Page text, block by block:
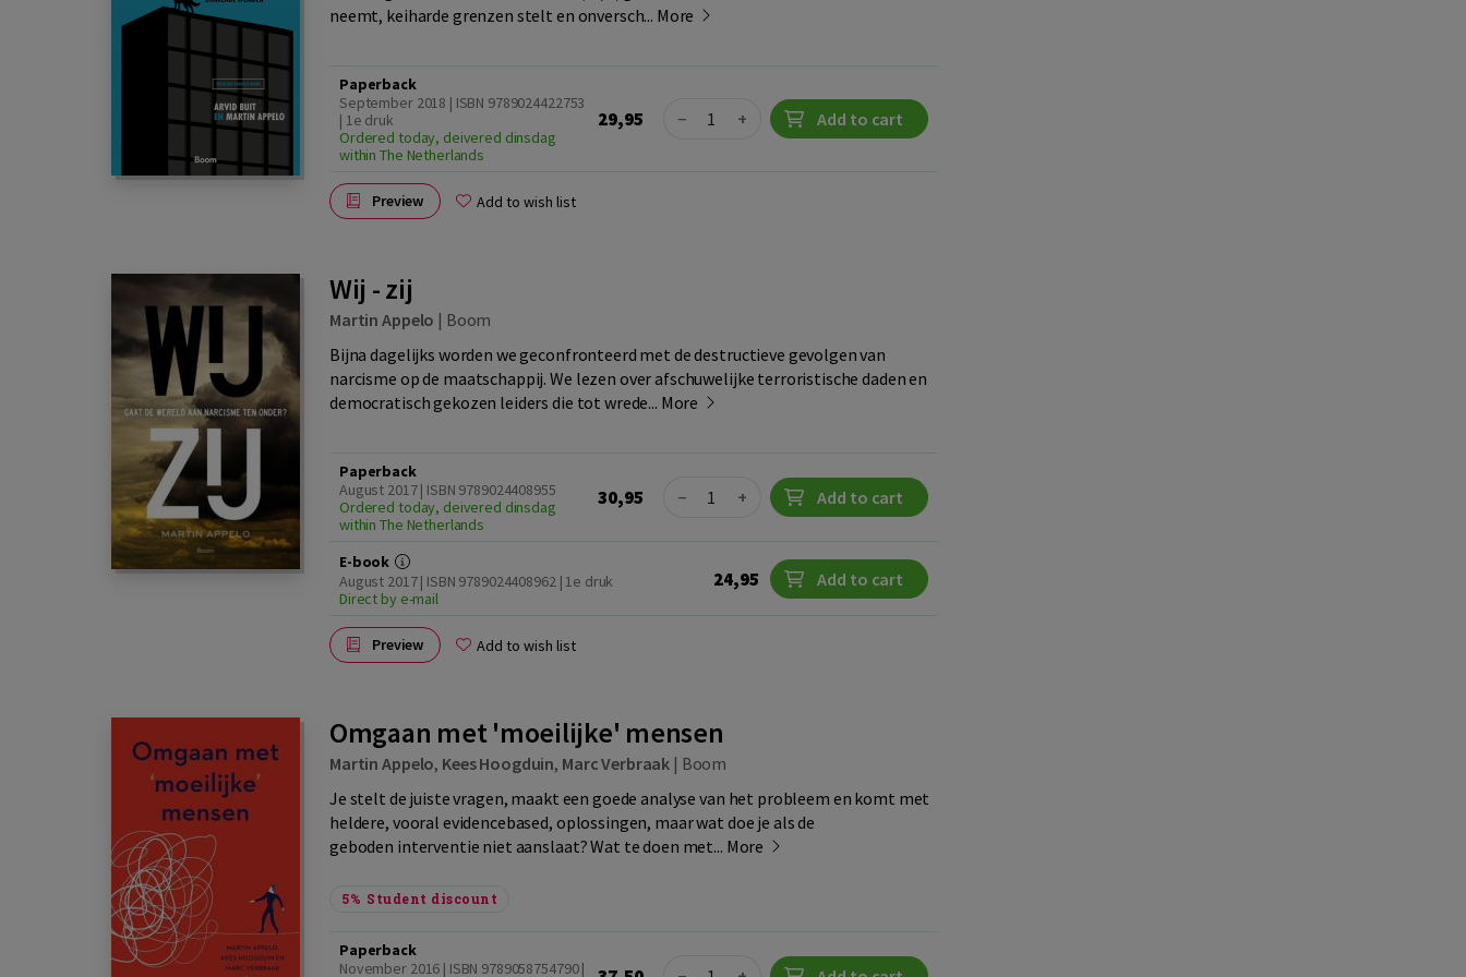
neemt, keiharde grenzen stelt en onversch... More
Paperback
September 2018 | ISBN 9789024422753
| 1e druk
Ordered today, deivered dinsdag
within The Netherlands
29,95 Quantity
− + Add to cart
Preview Add to wish list
Wij - zij
Martin Appelo | Boom
Bijna dagelijks worden we geconfronteerd met de destructieve gevolgen van
narcisme op de maatschappij. We lezen over afschuwelijke terroristische daden en
democratisch gekozen leiders die tot wrede... More
Paperback
August 2017 | ISBN 9789024408955
Ordered today, deivered dinsdag
within The Netherlands
30,95 Quantity
− + Add to cart
E-book
August 2017 | ISBN 9789024408962 | 1e druk
Direct by e-mail
24,95 Add to cart
Preview Add to wish list
Omgaan met 'moeilijke' mensen
Martin Appelo, Kees Hoogduin, Marc Verbraak | Boom
Je stelt de juiste vragen, maakt een goede analyse van het probleem en komt met
heldere, vooral evidencebased, oplossingen, maar wat doe je als de
geboden interventie niet aanslaat? Wat te doen met... More
5% Student discount
Paperback
November 2016 | ISBN 9789058754790 |
Quantity